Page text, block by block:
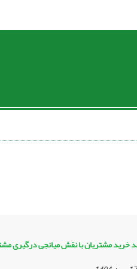
خرید مشتریان با نقش میانجی درگیری